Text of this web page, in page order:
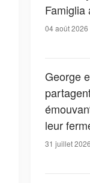
Famiglia
04 août 2026
George
leur
des feux
31 juillet 2026